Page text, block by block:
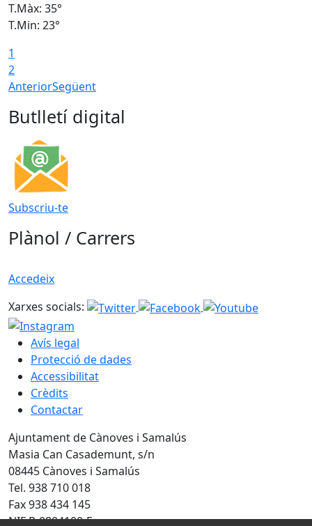
T.Màx: 35°
T.Min: 23°
1
2
AnteriorSegüent
Butlletí digital
Subscriu-te
Plànol / Carrers
Accedeix
Xarxes socials:
Avís legal
Protecció de dades
Accessibilitat
Crèdits
Contactar
Ajuntament de Cànoves i Samalús
Masia Can Casademunt, s/n
08445 Cànoves i Samalús
Tel. 938 710 018
Fax 938 434 145
NIF P-0804100-F